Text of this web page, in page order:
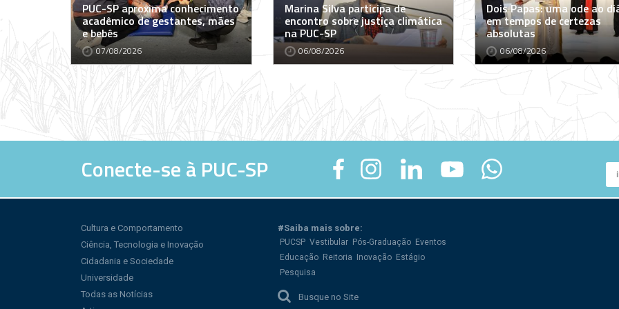
PUC-SP aproxima conhecimento
acadêmico de gestantes, mães
e bebês
07/08/2026
Marina Silva participa de
encontro sobre justiça climática
na PUC-SP
06/08/2026
Dois Papas: uma ode ao
em tempos de certezas
absolutas
06/08/2026
Conecte-se à PUC-SP
Cultura e Comportamento
Ciência, Tecnologia e Inovação
Cidadania e Sociedade
Universidade
Todas as Notícias
#Saiba mais sobre:
PUCSP Vestibular Pós-Graduação Eventos
Educação Reitoria Inovação Estágio
Pesquisa
Busque no Site